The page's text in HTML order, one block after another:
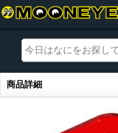
商品詳細
商品詳細